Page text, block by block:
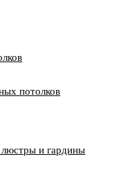
потолков
и гардины